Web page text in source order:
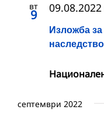
вт
9
Изложба
09.08.2022
септември 2022